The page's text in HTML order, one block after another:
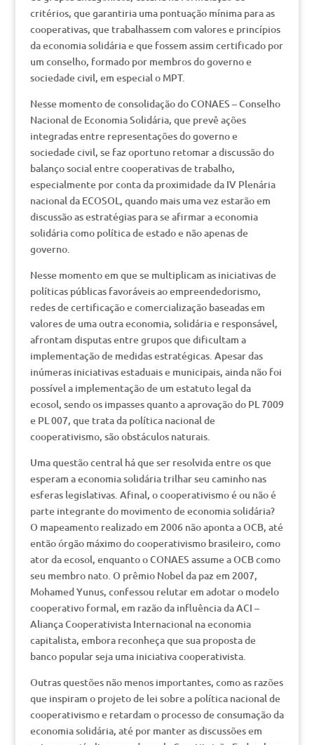
critérios, que garantiria uma pontuação mínima para as
cooperativas, que trabalhassem com valores e princípios
da economia solidária e que fossem assim certificado por
um conselho, formado por membros do governo e
sociedade civil, em especial o MPT.
Nesse momento de consolidação do CONAES – Conselho
Nacional de Economia Solidária, que prevê ações
integradas entre representações do governo e
sociedade civil, se faz oportuno retomar a discussão do
balanço social entre cooperativas de trabalho,
especialmente por conta da proximidade da IV Plenária
nacional da ECOSOL, quando mais uma vez estarão em
discussão as estratégias para se afirmar a economia
solidária como política de estado e não apenas de
governo.
Nesse momento em que se multiplicam as iniciativas de
políticas públicas favoráveis ao empreendedorismo,
redes de certificação e comercialização baseadas em
valores de uma outra economia, solidária e responsável,
afrontam disputas entre grupos que dificultam a
implementação de medidas estratégicas. Apesar das
inúmeras iniciativas estaduais e municipais, ainda não foi
possível a implementação de um estatuto legal da
ecosol, sendo os impasses quanto a aprovação do PL 7009
e PL 007, que trata da política nacional de
cooperativismo, são obstáculos naturais.
Uma questão central há que ser resolvida entre os que
esperam a economia solidária trilhar seu caminho nas
esferas legislativas. Afinal, o cooperativismo é ou não é
parte integrante do movimento de economia solidária?
O mapeamento realizado em 2006 não aponta a OCB, até
então órgão máximo do cooperativismo brasileiro, como
ator da ecosol, enquanto o CONAES assume a OCB como
seu membro nato. O prêmio Nobel da paz em 2007,
Mohamed Yunus, confessou relutar em adotar o modelo
cooperativo formal, em razão da influência da ACI –
Aliança Cooperativista Internacional na economia
capitalista, embora reconheça que sua proposta de
banco popular seja uma iniciativa cooperativista.
Outras questões não menos importantes, como as razões
que inspiram o projeto de lei sobre a política nacional de
cooperativismo e retardam o processo de consumação da
economia solidária, até por manter as discussões em